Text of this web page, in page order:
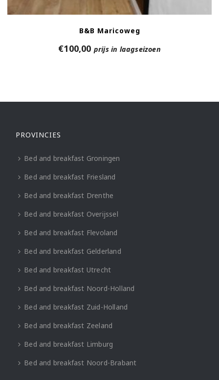
B&B Maricoweg
€100,00 prijs in laagseizoen
PROVINCIES
Bed and breakfast Groningen
Bed and breakfast Friesland
Bed and breakfast Drenthe
Bed and breakfast Overijssel
Bed and breakfast Flevoland
Bed and breakfast Gelderland
Bed and breakfast Utrecht
Bed and breakfast Noord-Holland
Bed and breakfast Zuid-Holland
Bed and breakfast Zeeland
Bed and breakfast Limburg
Bed and breakfast Noord-Brabant